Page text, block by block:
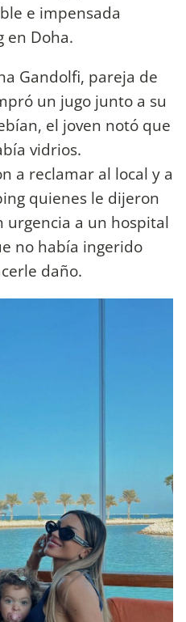
e impensada
en Doha.
Gandolfi, pareja de
un jugo junto a su
el joven notó que
vidrios.
a reclamar al local y a
quienes le dijeron
urgencia a un hospital
no había ingerido
daño.